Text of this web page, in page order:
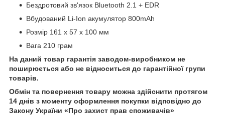
Бездротовий зв'язок Bluetooth 2.1 + EDR
Вбудований Li-Ion акумулятор 800mAh
Розмір 161 x 57 x 100 мм
Вага 210 грам
На даний товар гарантія заводом-виробником не
поширюється або не відноситься до гарантійної групи
товарів.
Обмін та повернення товару можна здійснити протягом
14 днів з моменту оформлення покупки відповідно до
Закону України «Про захист прав споживачів»